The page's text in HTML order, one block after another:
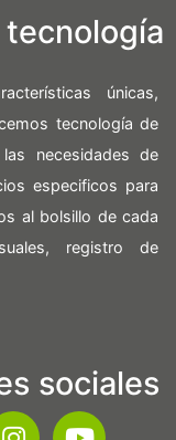
únicas,
tecnología de
necesidades de
especificos para
al bolsillo de cada
registro de
sociales